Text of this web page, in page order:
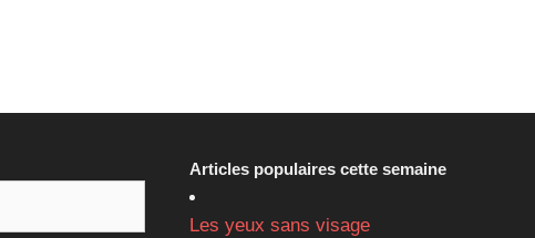
Articles populaires cette semaine
Les yeux sans visage